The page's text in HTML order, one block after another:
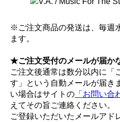
※ご注文商品の発送は、毎週
ます。
★ご注文受付のメールが届か
ご注文後通常は数分以内に「
す」という自動メールが届き
い場合はサイトの 「お問い合
えてその旨ご連絡ください。
ご登録いただいたメールアド